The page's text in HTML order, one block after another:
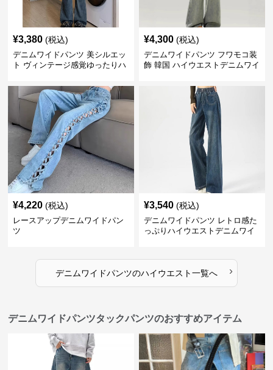
¥3,380 (税込)
デニムワイドパンツ 美シルエッ
ト ヴィンテージ感覚ゆったりハ
¥4,300 (税込)
デニムワイドパンツ フワモコ装
飾 韓国 ハイウエストデニムワイ
¥4,220 (税込)
レースアップデニムワイドパン
ツ
¥3,540 (税込)
デニムワイドパンツ レトロ感た
っぷりハイウエストデニムワイ
デニムワイドパンツのハイウエスト一覧へ ›
デニムワイドパンツタックパンツのおすすめアイテム